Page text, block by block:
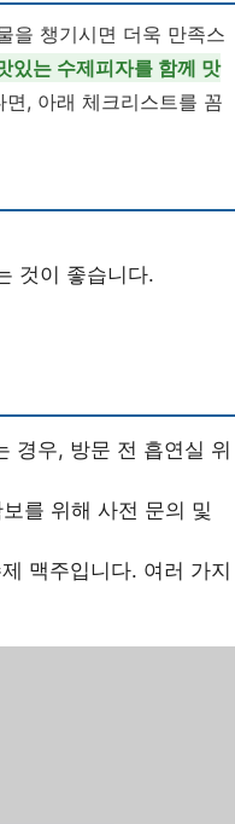
을 챙기시면 더욱 만족스
있는 수제피자를 함께 맛
, 아래 체크리스트를 꼼
것이 좋습니다.
경우, 방문 전 흡연실 위
를 위해 사전 문의 및
맥주입니다. 여러 가지